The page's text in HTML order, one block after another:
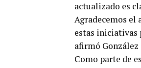
actualizado es
Agradecemos
estas iniciativas
afirmó González
Como parte de